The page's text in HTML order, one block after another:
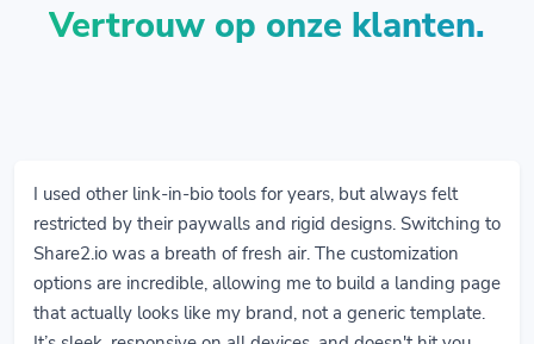
Vertrouw op onze klanten.
I used other link-in-bio tools for years, but always felt
restricted by their paywalls and rigid designs. Switching to
Share2.io was a breath of fresh air. The customization
options are incredible, allowing me to build a landing page
that actually looks like my brand, not a generic template.